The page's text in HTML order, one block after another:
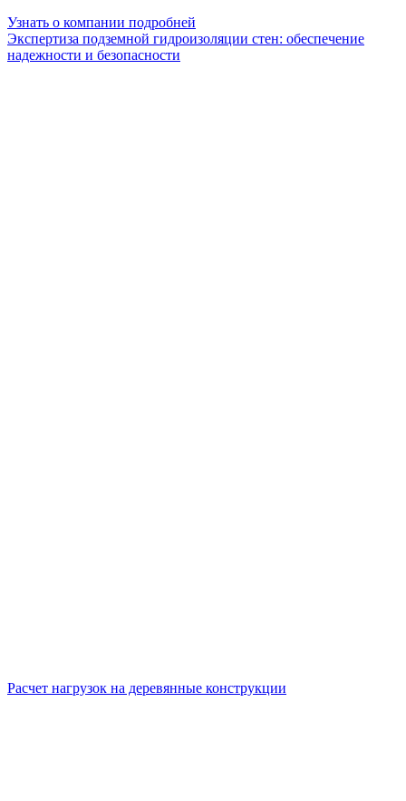
Узнать о компании подробней
Экспертиза подземной гидроизоляции стен: обеспечение
надежности и безопасности
Расчет нагрузок на деревянные конструкции